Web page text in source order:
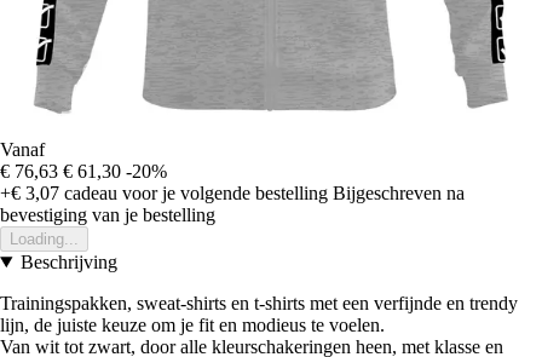
Vanaf
€ 76,63 € 61,30 -20%
+€ 3,07 cadeau voor je volgende bestelling Bijgeschreven na
bevestiging van je bestelling
Loading...
Beschrijving
Trainingspakken, sweat-shirts en t-shirts met een verfijnde en trendy
lijn, de juiste keuze om je fit en modieus te voelen.
Van wit tot zwart, door alle kleurschakeringen heen, met klasse en